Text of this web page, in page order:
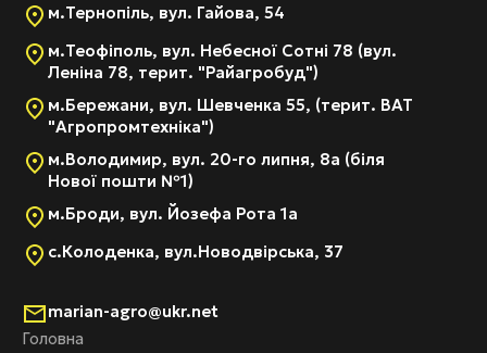
Головна
м.Тернопіль, вул. Гайова, 54
м.Теофіполь, вул. Небесної Сотні 78 (вул.
Леніна 78, терит. "Райагробуд")
м.Бережани, вул. Шевченка 55, (терит. ВАТ
"Агропромтехніка")
м.Володимир, вул. 20-го липня, 8а (біля
Нової пошти №1)
м.Броди, вул. Йозефа Рота 1а
с.Колоденка, вул.Новодвірська, 37
marian-agro@ukr.net